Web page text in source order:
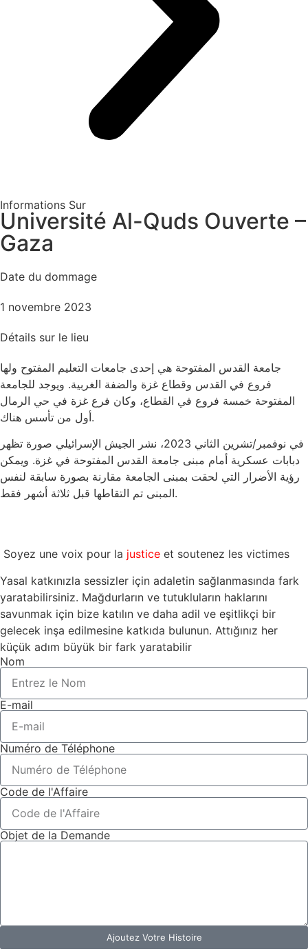
Informations Sur
Université Al-Quds Ouverte –
Gaza
Date du dommage
1 novembre 2023
Détails sur le lieu
جامعة القدس المفتوحة هي إحدى جامعات التعليم المفتوح ولها
فروع في القدس وقطاع غزة والضفة الغربية. ويوجد للجامعة
المفتوحة خمسة فروع في القطاع، وكان فرع غزة في حي الرمال
أول من تأسس هناك.
في نوفمبر/تشرين الثاني 2023، نشر الجيش الإسرائيلي صورة تظهر
دبابات عسكرية أمام مبنى جامعة القدس المفتوحة في غزة. ويمكن
رؤية الأضرار التي لحقت بمبنى الجامعة مقارنة بصورة سابقة لنفس
المبنى تم التقاطها قبل ثلاثة أشهر فقط.
Soyez une voix pour la justice et soutenez les victimes
Yasal katkınızla sessizler için adaletin sağlanmasında fark
yaratabilirsiniz. Mağdurların ve tutukluların haklarını
savunmak için bize katılın ve daha adil ve eşitlikçi bir
gelecek inşa edilmesine katkıda bulunun. Attığınız her
küçük adım büyük bir fark yaratabilir
Nom
E-mail
Numéro de Téléphone
Code de l'Affaire
Objet de la Demande
Ajoutez Votre Histoire